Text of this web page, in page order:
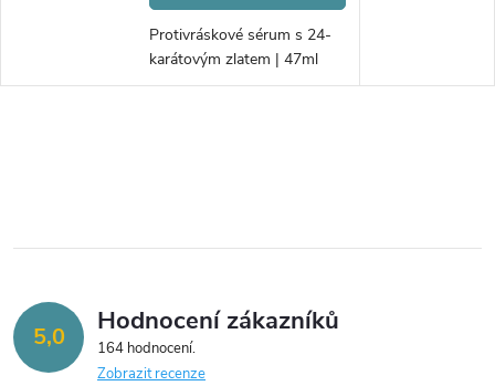
Protivráskové sérum s 24-
karátovým zlatem | 47ml
5,0 Hodnocení zákazníků
164 hodnocení
Zobrazit recenze